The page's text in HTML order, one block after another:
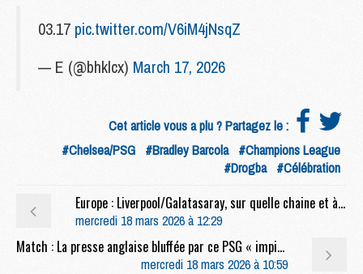
03.17 pic.twitter.com/V6iM4jNsqZ
— E (@bhklcx) March 17, 2026
Cet article vous a plu ? Partagez le :
#Chelsea/PSG #Bradley Barcola #Champions League
#Drogba #Célébration
Europe : Liverpool/Galatasaray, sur quelle chaine et à quelle heure voir le futur adversaire du PSG ?
mercredi 18 mars 2026 à 12:29
Match : La presse anglaise bluffée par ce PSG « impitoyable » et « prétendant sérieux à la victoire finale »
mercredi 18 mars 2026 à 10:59